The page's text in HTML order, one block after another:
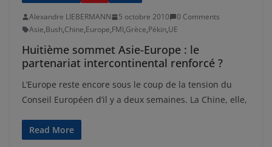
Alexandre LIEBERMANN 5 octobre 2010
0 Comments
Asie,Bush,Chine,Europe,FMI,Grèce,Pékin,UE
Huitième sommet Asie-Europe : le
partenariat intercontinental renforcé ?
L’Europe reste encore sous le coup de la tension du
Conseil Européen d’il y a deux semaines. La Chine, elle,
Read More